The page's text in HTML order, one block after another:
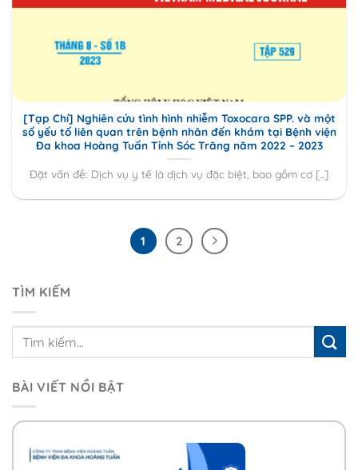
[Tạp Chí] Nghiên cứu tình hình nhiễm Toxocara SPP. và một
số yếu tố liên quan trên bệnh nhân đến khám tại Bệnh viện
Đa khoa Hoàng Tuấn Tỉnh Sóc Trăng năm 2022 – 2023
Đặt vấn đề: Dịch vụ y tế là dịch vụ đặc biệt, bao gồm cơ [...]
1 2
TÌM KIẾM
BÀI VIẾT NỔI BẬT